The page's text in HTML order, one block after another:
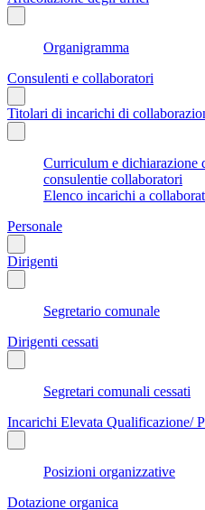
Organigramma
Consulenti e collaboratori
Titolari di incarichi di
Curriculum e dichiarazione
consulentie collaboratori
Elenco incarichi a
Personale
Dirigenti
Segretario comunale
Dirigenti cessati
Segretari comunali cessati
Incarichi Elevata Qualificazione/
Posizioni organizzative
Dotazione organica